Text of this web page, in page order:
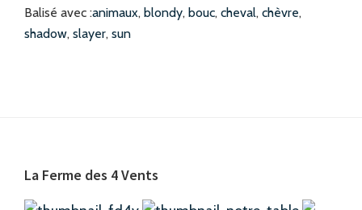
ferme
Balisé avec :animaux, blondy, bouc, cheval, chèvre,
shadow, slayer, sun
Footer
La Ferme des 4 Vents